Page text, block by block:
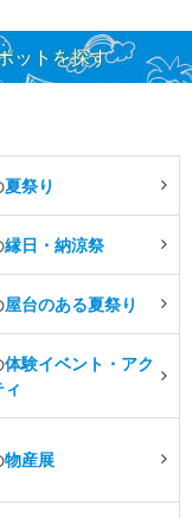
ットを探す
夏祭り
縁日・納涼祭
屋台のある夏祭り
体験イベント・アク
物産展